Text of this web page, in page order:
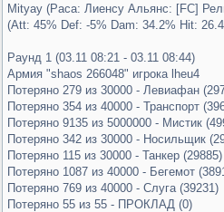
Mityay (Раса: Лиенсу Альянс: [FC]
(Att: 45% Def: -5% Dam: 34.2% Hit:
Раунд 1 (03.11 08:21 - 03.11 08:44)
Армия "shaos 266048" игрока lheu4
Потеряно 279 из 30000 - Левиафан
Потеряно 354 из 40000 - Транспорт
Потеряно 9135 из 5000000 - Мистик
Потеряно 342 из 30000 - Носильщик
Потеряно 115 из 30000 - Танкер (29885)
Потеряно 1087 из 40000 - Бегемот
Потеряно 769 из 40000 - Слуга (39231)
Потеряно 55 из 55 - ПРОКЛАД (0)